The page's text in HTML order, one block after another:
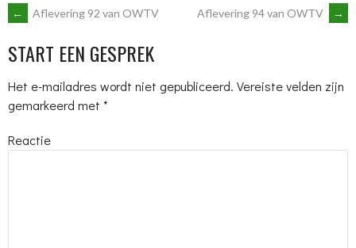
BERICHTNAVIGATIE
← Aflevering 92 van OWTV Aflevering 94 van OWTV →
START EEN GESPREK
Het e-mailadres wordt niet gepubliceerd. Vereiste velden zijn
gemarkeerd met *
Reactie